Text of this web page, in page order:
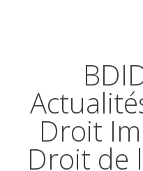
Droit
Droit de